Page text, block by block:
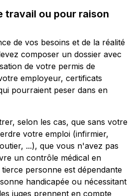
travail ou pour raison
de vos besoins et de la réalité
composer un dossier avec
de votre permis de
employeur, certificats
pourraient peser dans en
selon les cas, que sans votre
votre emploi (infirmier,
...), que vous n'avez pas
un contrôle médical en
personne est dépendante
handicapée ou nécessitant
juges prennent en compte